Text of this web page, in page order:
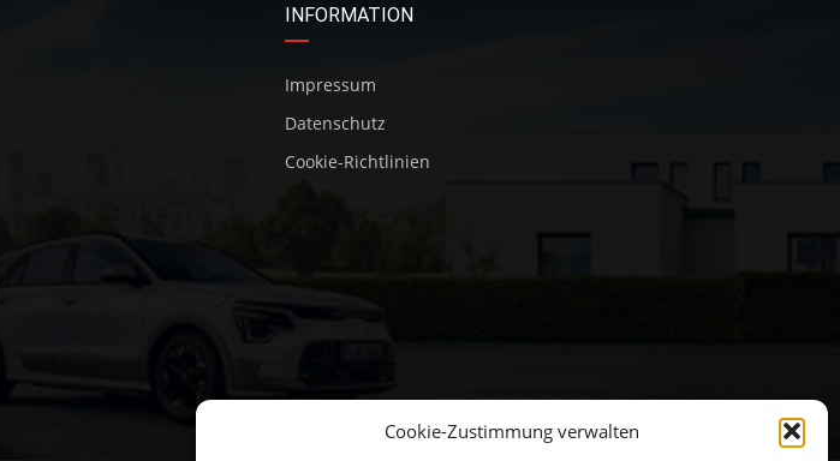
Cookie-Zustimmung verwalten
INFORMATION
Impressum
Datenschutz
Cookie-Richtlinien